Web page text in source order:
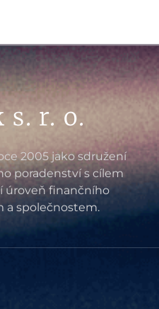
r. o.
2005 jako sdružení
poradenství s cílem
úroveň finančního
a společnostem.